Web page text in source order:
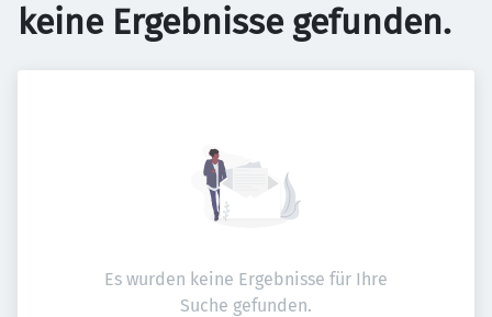
keine Ergebnisse gefunden.
Es wurden keine Ergebnisse für Ihre
Suche gefunden.